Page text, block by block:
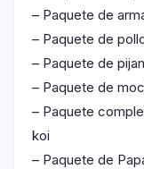
– Paquete de
– Paquete de
– Paquete de
– Paquete de
– Paquete
koi
– Paquete de